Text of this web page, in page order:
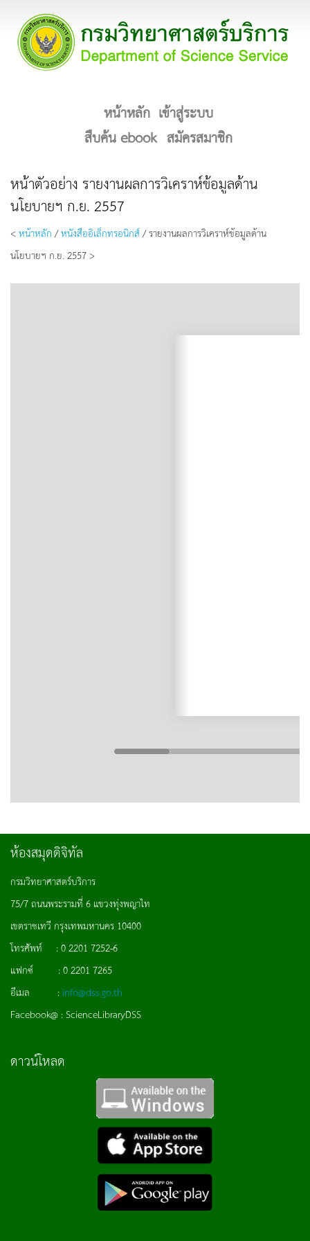
หน้าหลัก เข้าสู่ระบบ
สืบค้น ebook สมัครสมาชิก
หน้าตัวอย่าง รายงานผลการวิเคราห์ข้อมูลด้าน
นโยบายฯ ก.ย. 2557
<หน้าหลัก /หนังสืออิเล็กทรอนิกส์/ รายงานผลการวิเคราห์ข้อมูลด้าน
นโยบายฯ ก.ย. 2557 >
ห้องสมุดดิจิทัล
กรมวิทยาศาสตร์บริการ
75/7 ถนนพระรามที่ 6 แขวงทุ่งพญาไท
เขตราชเทวี กรุงเทพมหานคร 10400
โทรศัพท์ : 0 2201 7252-6
แฟกซ์ : 0 2201 7265
อีเมล : info@dss.go.th
Facebook@ : ScienceLibraryDSS
ดาวน์โหลด